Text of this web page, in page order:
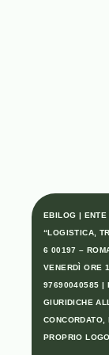
EBILOG |
“LOGISTICA,
6 00197 –
VENERDÌ ORE
97690040585 |
GIURIDICHE
PROPRIO